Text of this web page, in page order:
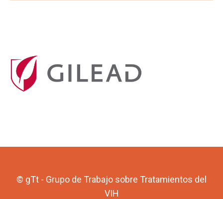
© gTt - Grupo de Trabajo sobre Tratamientos del
VIH